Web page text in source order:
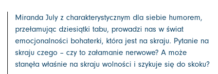
Miranda July z charakterystycznym dla siebie humorem,
przełamując dziesiątki tabu, prowadzi nas w świat
emocjonalności bohaterki, która jest na skraju. Pytanie na
skraju czego – czy to załamanie nerwowe? A może
stanęła właśnie na skraju wolności i szykuje się do skoku?